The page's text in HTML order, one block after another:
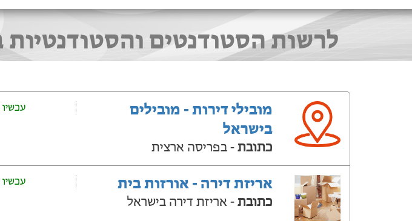
לרשות הסטודנטים
מובילי דירות - מובילים
בישראל
כתובת - בפריסה ארצית
אריזת דירה - אורזות בית
כתובת - אריזת דירה בישראל